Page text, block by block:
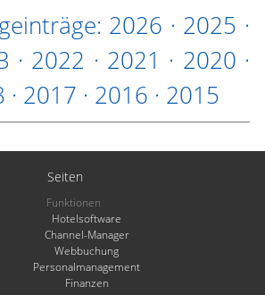
2026 · 2025 ·
· 2022 · 2021 · 2020 ·
· 2017 · 2016 · 2015
Seiten
Funktionen
Hotelsoftware
Channel-Manager
Webbuchung
Personalmanagement
Finanzen